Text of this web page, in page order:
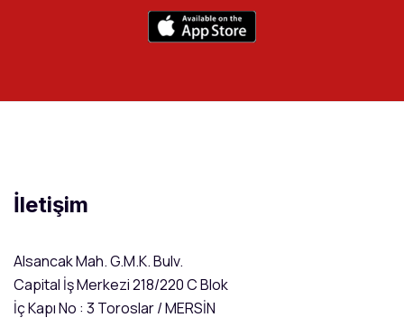
İletişim
Alsancak Mah. G.M.K. Bulv.
Capital İş Merkezi 218/220 C Blok
İç Kapı No : 3 Toroslar / MERSİN